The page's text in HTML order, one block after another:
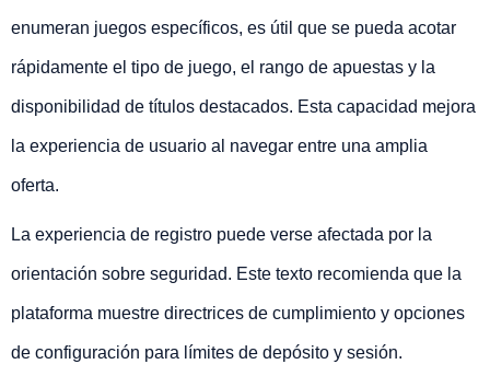
enumeran juegos específicos, es útil que se pueda acotar
rápidamente el tipo de juego, el rango de apuestas y la
disponibilidad de títulos destacados. Esta capacidad mejora
la experiencia de usuario al navegar entre una amplia
oferta.
La experiencia de registro puede verse afectada por la
orientación sobre seguridad. Este texto recomienda que la
plataforma muestre directrices de cumplimiento y opciones
de configuración para límites de depósito y sesión.